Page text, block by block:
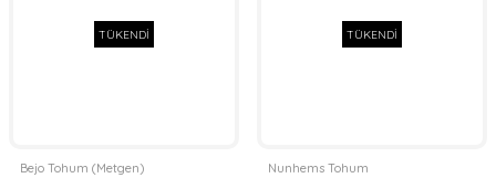
TÜKENDİ
Bejo Tohum (Metgen)
TÜKENDİ
Nunhems Tohum